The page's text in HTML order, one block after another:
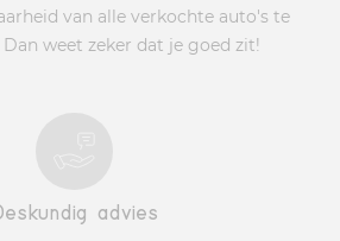
van alle verkochte auto's te
weet zeker dat je goed zit!
advies